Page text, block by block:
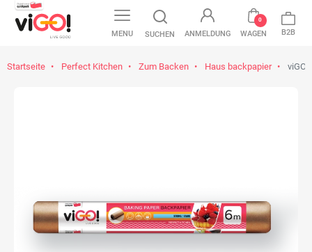
MENU SUCHEN ANMELDUNG WAGEN
0
B2B
Startseite Perfect Kitchen Zum Backen Haus backpapier viGO!